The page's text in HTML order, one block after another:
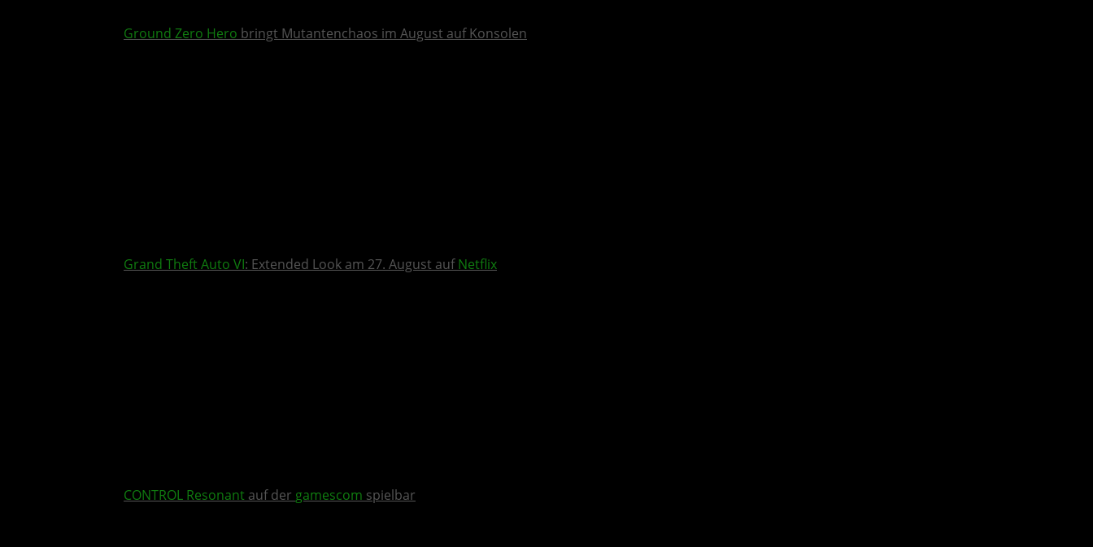
Ground Zero Hero bringt Mutantenchaos im August auf Konsolen
Grand Theft Auto VI: Extended Look am 27. August aufNetflix
CONTROL Resonant auf der gamescom spielbar